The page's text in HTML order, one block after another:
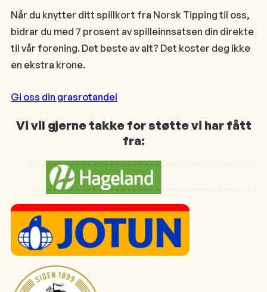
Når du knytter ditt spillkort fra Norsk Tipping til oss,
bidrar du med 7 prosent av spilleinnsatsen din direkte
til vår forening. Det beste av alt? Det koster deg ikke
en ekstra krone.
Gi oss din grasrotandel
Vi vil gjerne takke for støtte vi har fått
fra: